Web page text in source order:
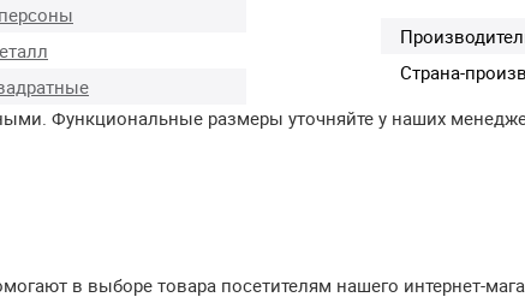
Страна-
Функциональные размеры уточняйте у наших
в выборе товара посетителям нашего интернет-